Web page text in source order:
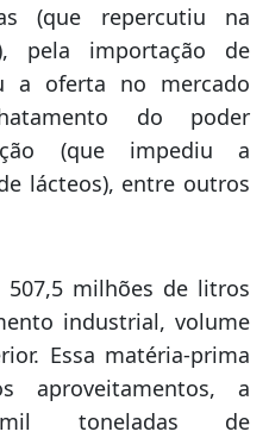
(que repercutiu na
pela importação de
a oferta no mercado
do poder
(que impediu a
lácteos), entre outros
507,5 milhões de litros
industrial, volume
Essa matéria-prima
aproveitamentos, a
toneladas de